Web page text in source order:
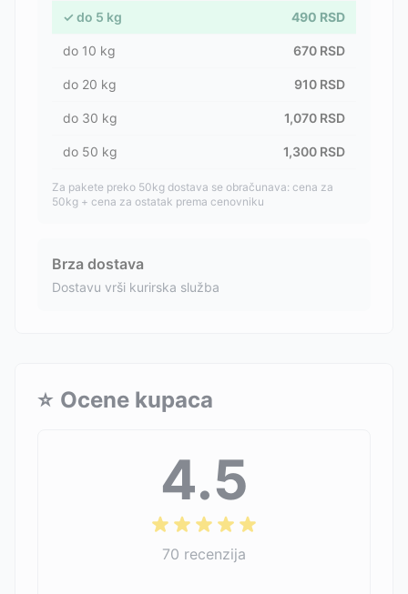
✓ do 5 kg 490 RSD
do 10 kg 670 RSD
do 20 kg 910 RSD
do 30 kg 1,070 RSD
do 50 kg 1,300 RSD
Za pakete preko 50kg dostava se obračunava: cena za
50kg + cena za ostatak prema cenovniku
Brza dostava
Dostavu vrši kurirska služba
⭐ Ocene kupaca
4.5
70 recenzija